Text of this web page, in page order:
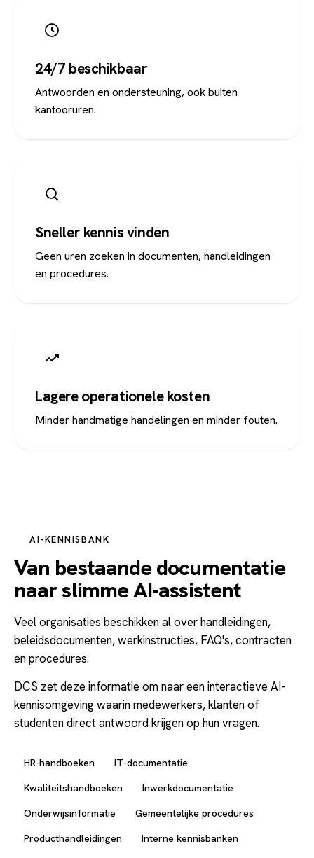
24/7 beschikbaar
Antwoorden en ondersteuning, ook buiten
kantooruren.
Sneller kennis vinden
Geen uren zoeken in documenten, handleidingen
en procedures.
Lagere operationele kosten
Minder handmatige handelingen en minder fouten.
AI-KENNISBANK
Van bestaande documentatie
naar slimme AI-assistent
Veel organisaties beschikken al over handleidingen,
beleidsdocumenten, werkinstructies, FAQ's, contracten
en procedures.
DCS zet deze informatie om naar een interactieve AI-
kennisomgeving waarin medewerkers, klanten of
studenten direct antwoord krijgen op hun vragen.
HR-handboeken
IT-documentatie
Kwaliteitshandboeken
Inwerkdocumentatie
Onderwijsinformatie
Gemeentelijke procedures
Producthandleidingen
Interne kennisbanken